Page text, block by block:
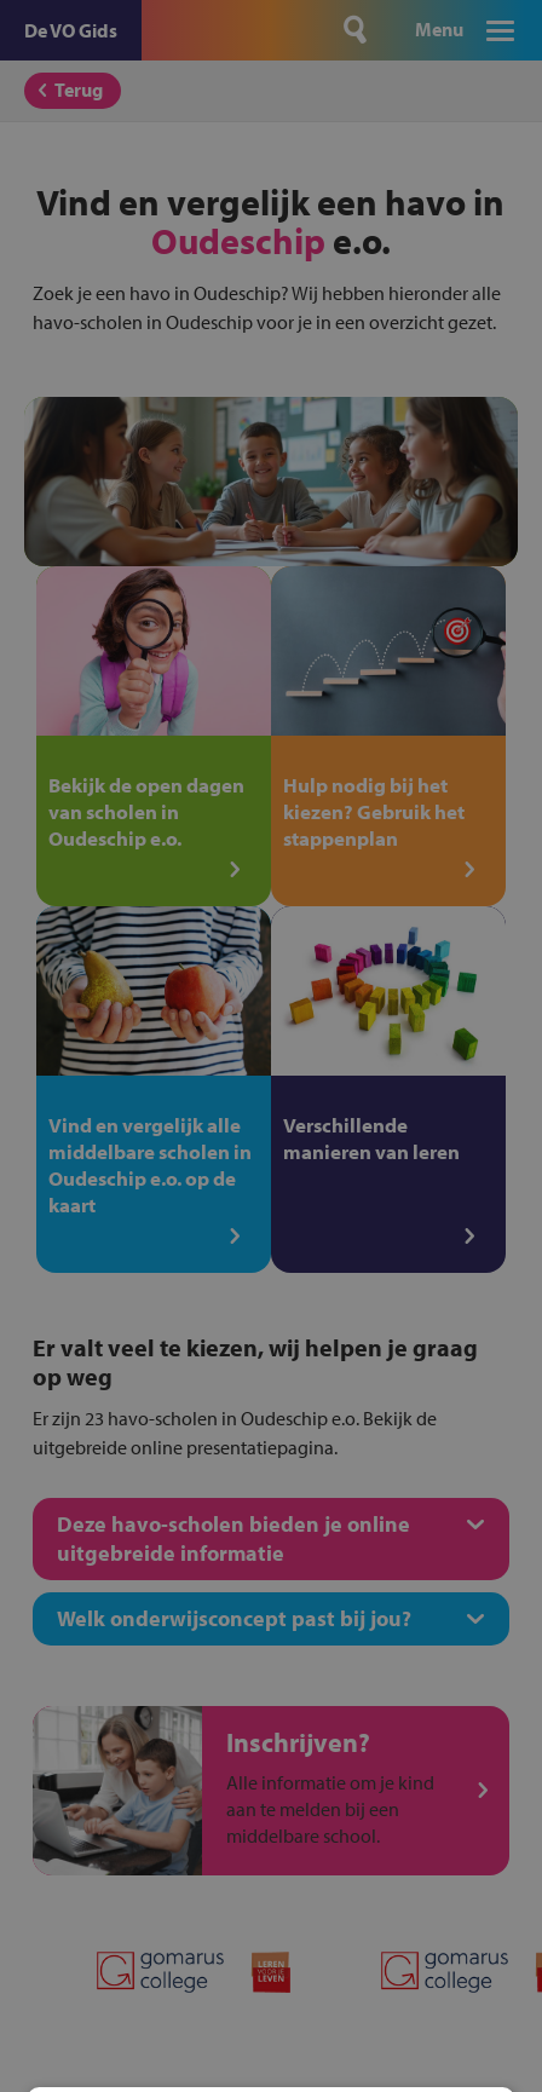
De VO Gids Menu
Terug
Vind en vergelijk een havo in
Oudeschip e.o.
Zoek je een havo in Oudeschip? Wij hebben hieronder alle
havo-scholen in Oudeschip voor je in een overzicht gezet.
Bekijk de open dagen
van scholen in
Oudeschip e.o.
Hulp nodig bij het
kiezen? Gebruik het
stappenplan
Vind en vergelijk alle
middelbare scholen in
Oudeschip e.o. op de
kaart
Verschillende
manieren van leren
Er valt veel te kiezen, wij helpen je graag
op weg
Er zijn 23 havo-scholen in Oudeschip e.o. Bekijk de
uitgebreide online presentatiepagina.
Deze havo-scholen bieden je online
uitgebreide informatie
Welk onderwijsconcept past bij jou?
Inschrijven?
Alle informatie om je kind
aan te melden bij een
middelbare school.